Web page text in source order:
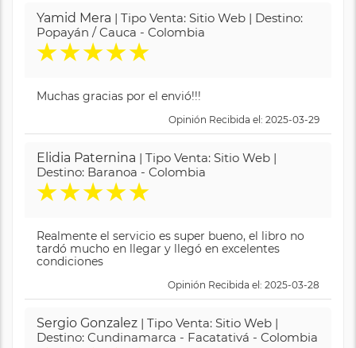
Yamid Mera | Tipo Venta: Sitio Web | Destino:
Popayán / Cauca - Colombia
★★★★★
Muchas gracias por el envió!!!
Opinión Recibida el: 2025-03-29
Elidia Paternina | Tipo Venta: Sitio Web |
Destino: Baranoa - Colombia
★★★★★
Realmente el servicio es super bueno, el libro no
tardó mucho en llegar y llegó en excelentes
condiciones
Opinión Recibida el: 2025-03-28
Sergio Gonzalez | Tipo Venta: Sitio Web |
Destino: Cundinamarca - Facatativá - Colombia